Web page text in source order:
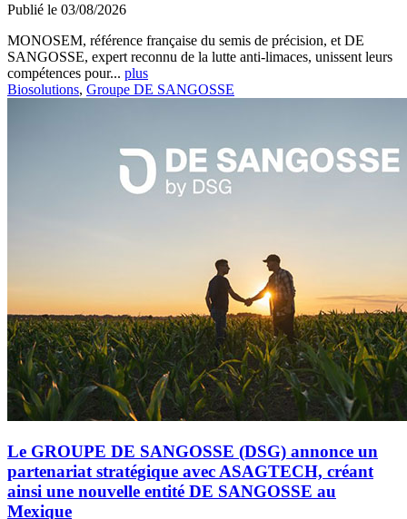
Publié le 03/08/2026
MONOSEM, référence française du semis de précision, et DE
SANGOSSE, expert reconnu de la lutte anti-limaces, unissent leurs
compétences pour... plus
Biosolutions, Groupe DE SANGOSSE
Le GROUPE DE SANGOSSE (DSG) annonce un
partenariat stratégique avec ASAGTECH, créant
ainsi une nouvelle entité DE SANGOSSE au
Mexique